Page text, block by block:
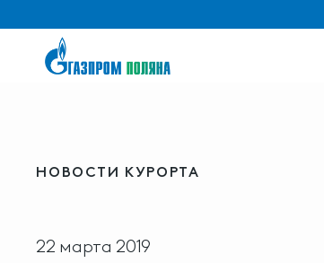
НОВОСТИ КУРОРТА
22 марта 2019